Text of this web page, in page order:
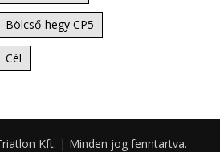
Bölcső-hegy CP5
Cél
Kft. | Minden jog fenntartva.